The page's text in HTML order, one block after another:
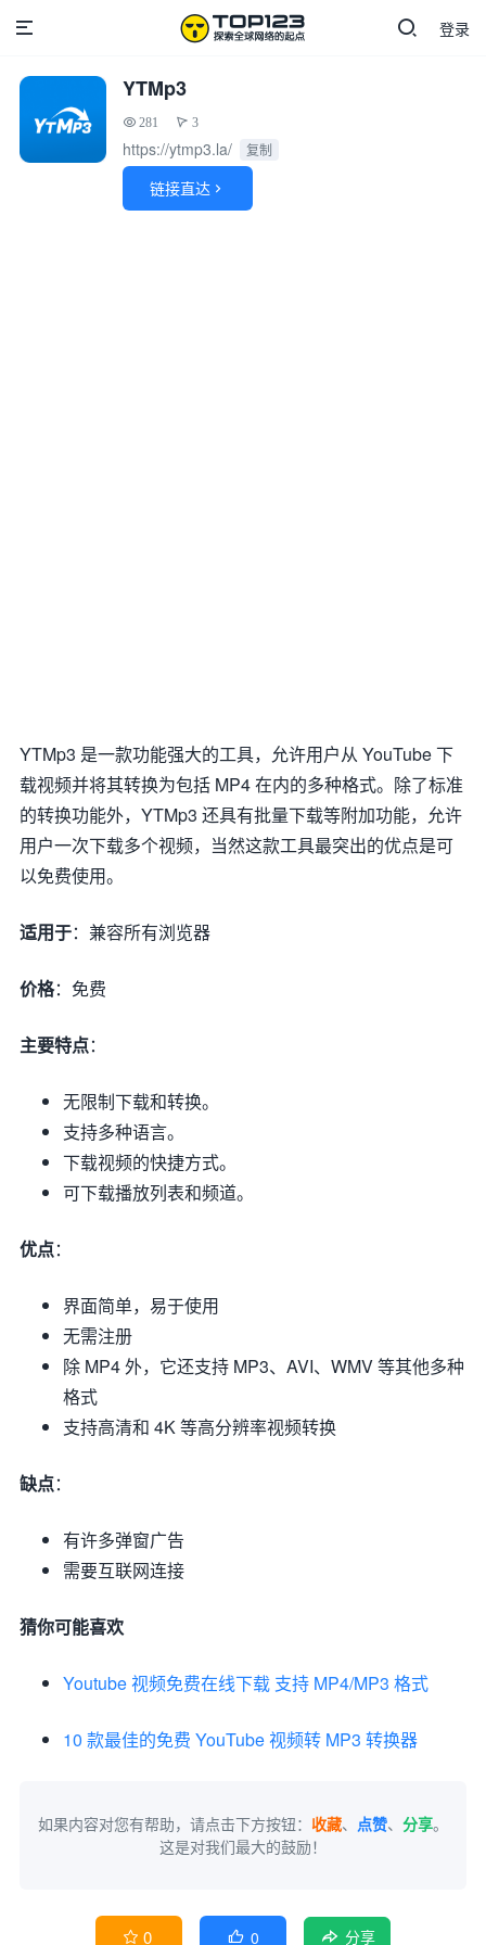
登录
YTMp3
281 3
https://ytmp3.la/ 复制
链接直达 
YTMp3 是一款功能强大的工具，允许用户从 YouTube 下
载视频并将其转换为包括 MP4 在内的多种格式。除了标准
的转换功能外，YTMp3 还具有批量下载等附加功能，允许
用户一次下载多个视频，当然这款工具最突出的优点是可
以免费使用。
适用于：兼容所有浏览器
价格：免费
主要特点：
无限制下载和转换。
支持多种语言。
下载视频的快捷方式。
可下载播放列表和频道。
优点：
界面简单，易于使用
无需注册
除 MP4 外，它还支持 MP3、AVI、WMV 等其他多种
格式
支持高清和 4K 等高分辨率视频转换
缺点：
有许多弹窗广告
需要互联网连接
猜你可能喜欢
Youtube 视频免费在线下载 支持 MP4/MP3 格式
10 款最佳的免费 YouTube 视频转 MP3 转换器
如果内容对您有帮助，请点击下方按钮： 收藏、 点赞、 分享。
这是对我们最大的鼓励！
 0  0 分享